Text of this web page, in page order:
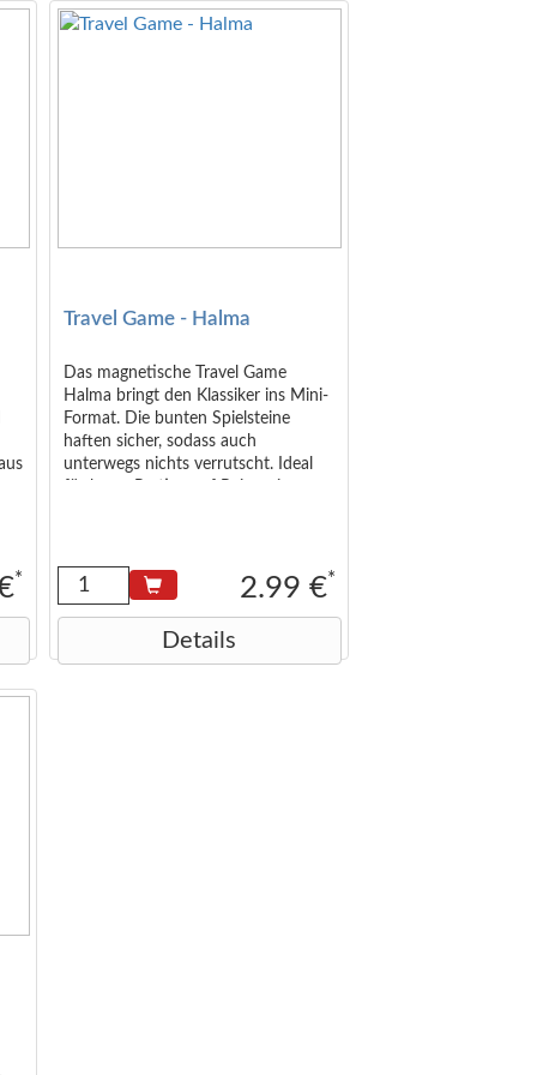
*
Travel Game - Halma
Das magnetische Travel Game
Halma bringt den Klassiker ins Mini-
Format. Die bunten Spielsteine
haften sicher, sodass auch
unterwegs nichts verrutscht. Ideal
2.99 €*
Details